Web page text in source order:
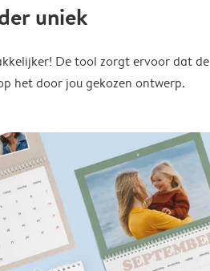
uniek
De tool zorgt ervoor dat de
het door jou gekozen ontwerp.